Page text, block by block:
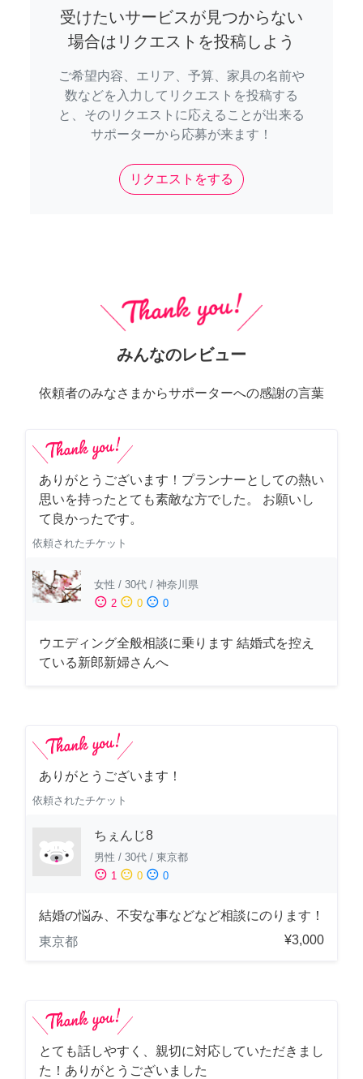
受けたいサービスが見つからない
場合はリクエストを投稿しよう
ご希望内容、エリア、予算、家具の名前や
数などを入力してリクエストを投稿する
と、そのリクエストに応えることが出来る
サポーターから応募が来ます！
リクエストをする
みんなのレビュー
依頼者のみなさまからサポーターへの感謝の言葉
ありがとうございます！プランナーとしての熱い
思いを持ったとても素敵な方でした。 お願いし
て良かったです。
依頼されたチケット
女性 / 30代 / 神奈川県
sentiment_satisfied 2 sentiment_neutral 0 sentiment_dissatisfied 0
ウエディング全般相談に乗ります 結婚式を控え
ている新郎新婦さんへ
ありがとうございます！
依頼されたチケット
ちぇんじ8
男性 / 30代 / 東京都
sentiment_satisfied 1 sentiment_neutral 0 sentiment_dissatisfied 0
結婚の悩み、不安な事などなど相談にのります！
東京都
¥3,000
とても話しやすく、親切に対応していただきまし
た！ありがとうございました